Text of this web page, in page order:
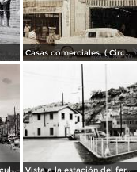
Casas comerciales. ( Circulada el 11 de Enero de 1957 ).
Avenida Obregon. ( Circulada el 27 de Junio de 1958 ). Vista a la estación del ferrocarril